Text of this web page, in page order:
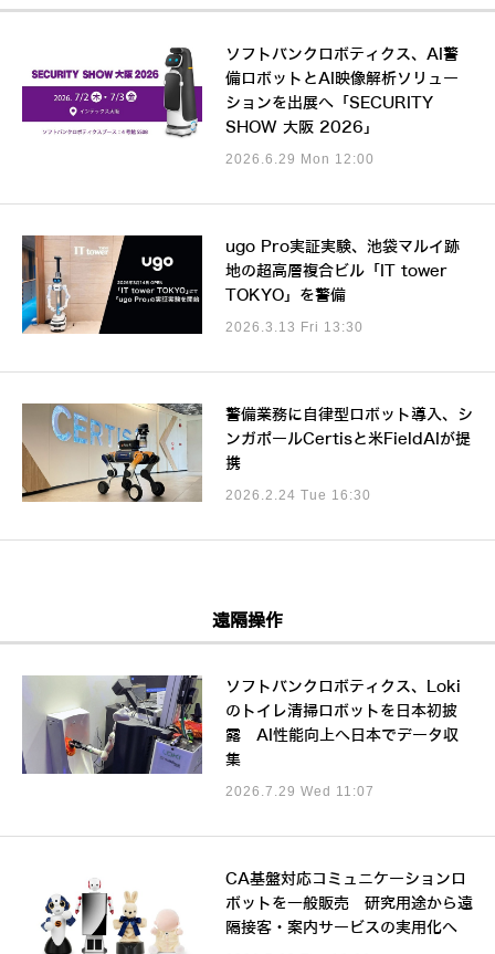
ソフトバンクロボティクス、AI警
備ロボットとAI映像解析ソリュー
ションを出展へ「SECURITY
SHOW 大阪 2026」
2026.6.29 Mon 12:00
ugo Pro実証実験、池袋マルイ跡
地の超高層複合ビル「IT tower
TOKYO」を警備
2026.3.13 Fri 13:30
警備業務に自律型ロボット導入、シ
ンガポールCertisと米FieldAIが提
携
2026.2.24 Tue 16:30
遠隔操作
ソフトバンクロボティクス、Loki
のトイレ清掃ロボットを日本初披
露 AI性能向上へ日本でデータ収
集
2026.7.29 Wed 11:07
CA基盤対応コミュニケーションロ
ボットを一般販売 研究用途から遠
隔接客・案内サービスの実用化へ